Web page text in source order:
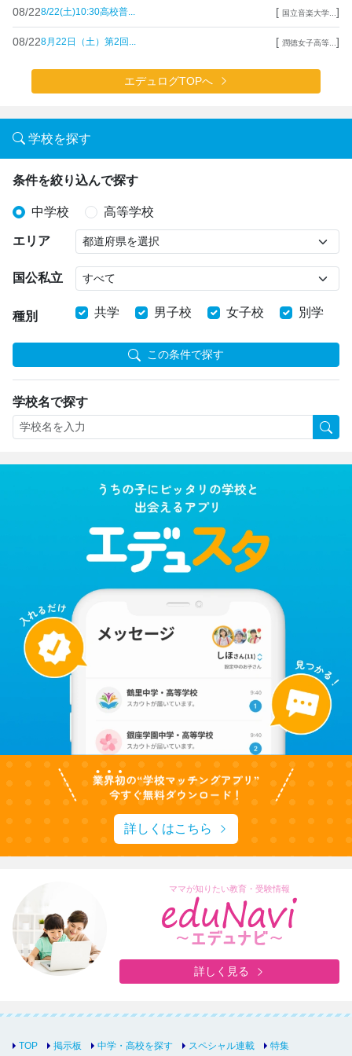
08/228/22(土)10:30高校普... [ 国立音楽大学... ]
08/228月22日（土）第2回... [ 潤徳女子高等... ]
エデュログTOPへ
学校を探す
条件を絞り込んで探す
中学校 高等学校
エリア
国公私立
種別 共学 男子校 女子校 別学
この条件で探す
学校名で探す
詳しくはこちら
ママが知りたい教育・受験情報
詳しく見る
TOP 掲示板 中学・高校を探す スペシャル連載 特集